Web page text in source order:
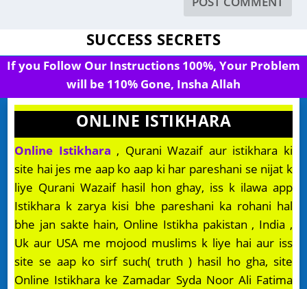
SUCCESS SECRETS
If you Follow Our Instructions 100%, Your Problem
will be 110% Gone, Insha Allah
ONLINE ISTIKHARA
Online Istikhara , Qurani Wazaif aur istikhara ki
site hai jes me aap ko aap ki har pareshani se nijat k
liye Qurani Wazaif hasil hon ghay, iss k ilawa app
Istikhara k zarya kisi bhe pareshani ka rohani hal
bhe jan sakte hain, Online Istikha pakistan , India ,
Uk aur USA me mojood muslims k liye hai aur iss
site se aap ko sirf such( truth ) hasil ho gha, site
Online Istikhara ke Zamadar Syda Noor Ali Fatima